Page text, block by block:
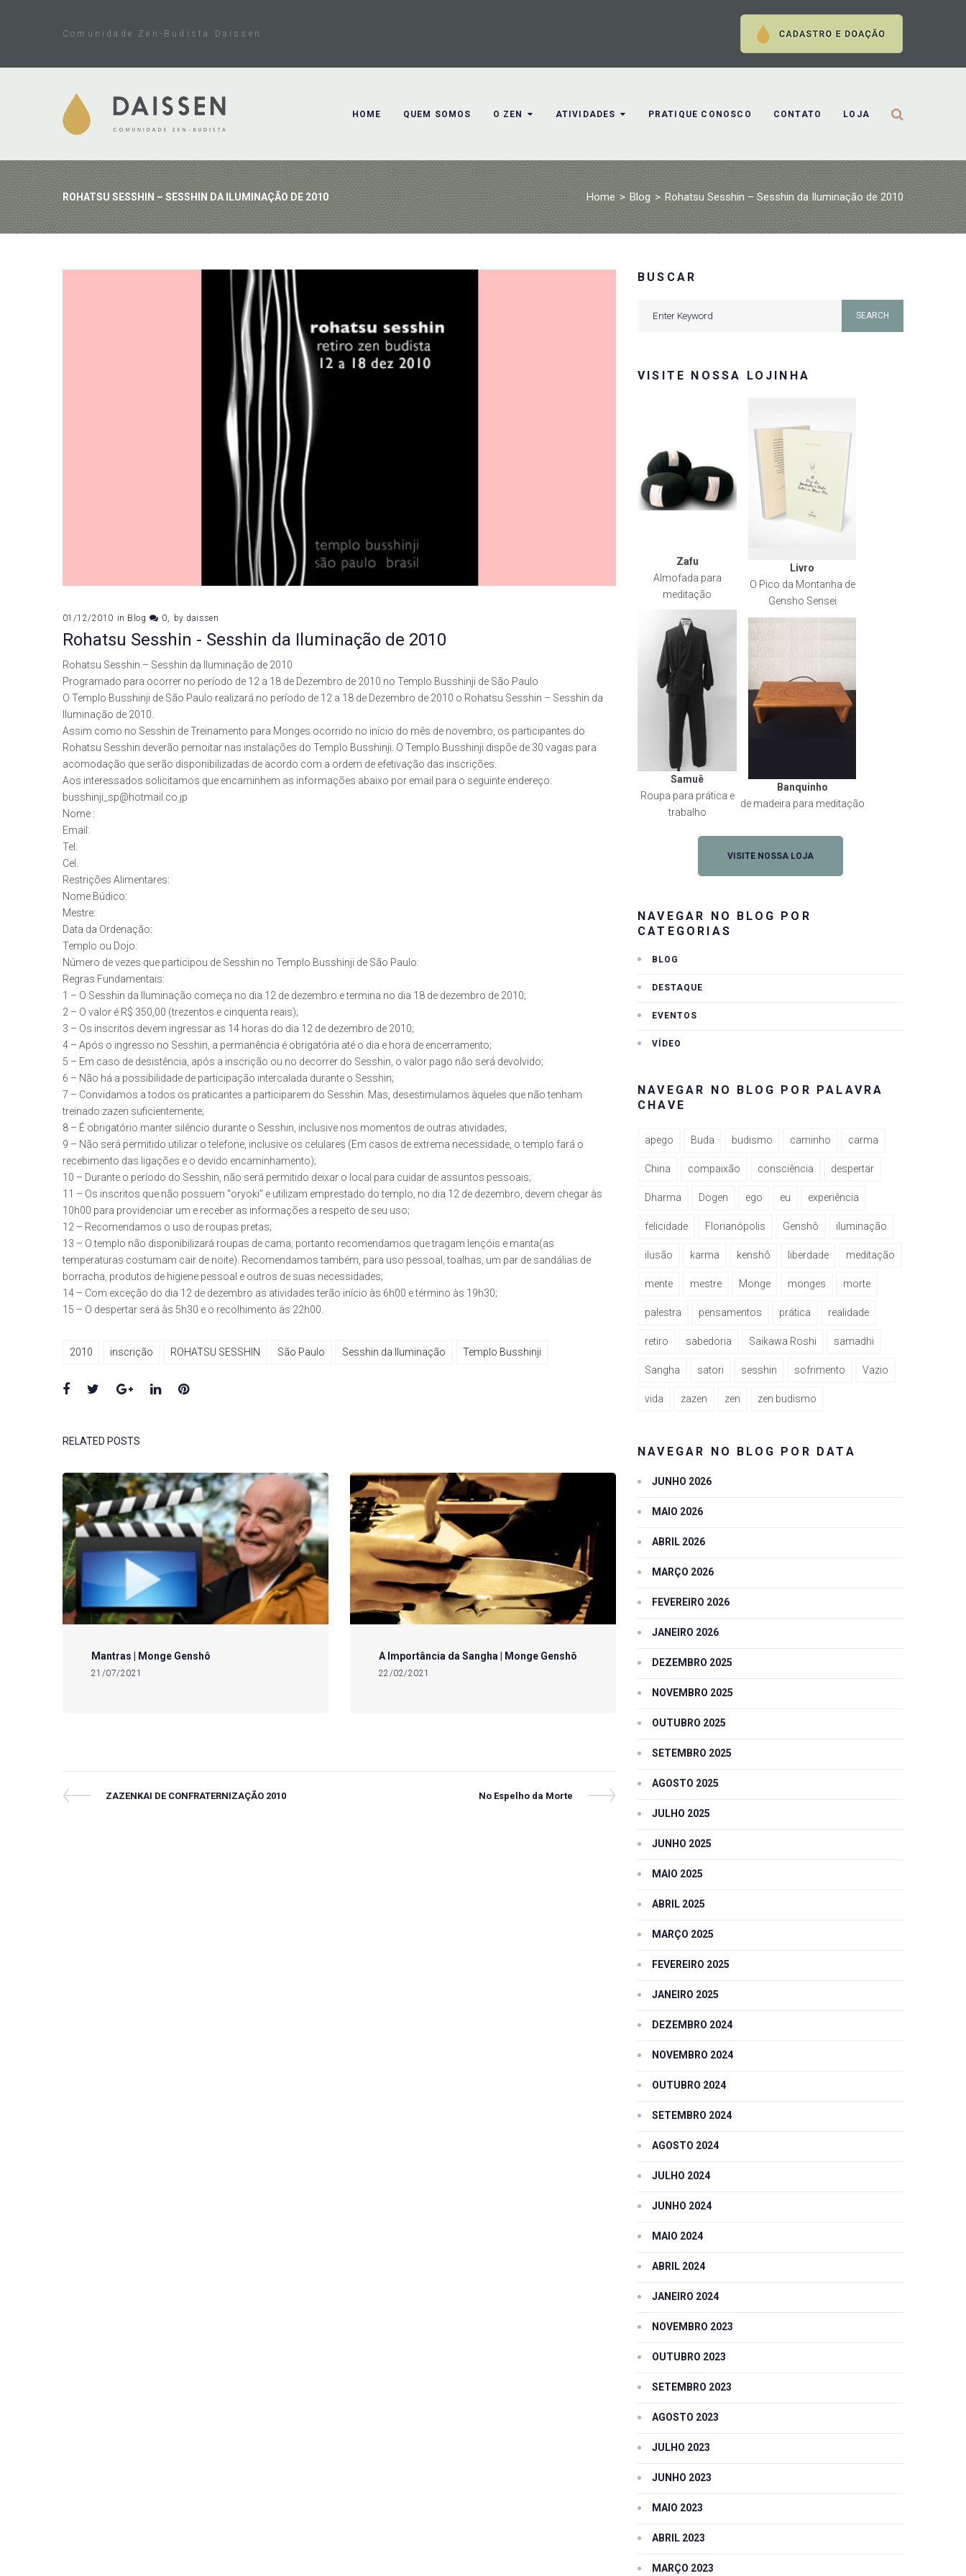
Comunidade Zen-Budista Daissen
HOME QUEM SOMOS O ZEN ATIVIDADES PRATIQUE CONOSCO CONTATO LOJA
ROHATSU SESSHIN – SESSHIN DA ILUMINAÇÃO DE 2010 Home > Blog > Rohatsu Sesshin – Sesshin da Iluminação de 2010
01/12/2010 in Blog 0 by daissen
Rohatsu Sesshin - Sesshin da Iluminação de 2010
Rohatsu Sesshin – Sesshin da Iluminação de 2010
Programado para ocorrer no período de 12 a 18 de Dezembro de 2010 no Templo Busshinji de São Paulo
O Templo Busshinji de São Paulo realizará no período de 12 a 18 de Dezembro de 2010 o Rohatsu Sesshin – Sesshin da
Iluminação de 2010.
Assim como no Sesshin de Treinamento para Monges ocorrido no início do mês de novembro, os participantes do
Rohatsu Sesshin deverão pernoitar nas instalações do Templo Busshinji. O Templo Busshinji dispõe de 30 vagas para
acomodação que serão disponibilizadas de acordo com a ordem de efetivação das inscrições.
Aos interessados solicitamos que encaminhem as informações abaixo por email para o seguinte endereço:
busshinji_sp@hotmail.co.jp
Nome :
Email:
Tel.
Cel.
Restrições Alimentares:
Nome Búdico:
Mestre:
Data da Ordenação:
Templo ou Dojo:
Número de vezes que participou de Sesshin no Templo Busshinji de São Paulo:
Regras Fundamentais:
1 – O Sesshin da Iluminação começa no dia 12 de dezembro e termina no dia 18 de dezembro de 2010;
2 – O valor é R$ 350,00 (trezentos e cinquenta reais);
3 – Os inscritos devem ingressar as 14 horas do dia 12 de dezembro de 2010;
4 – Após o ingresso no Sesshin, a permanência é obrigatória até o dia e hora de encerramento;
5 – Em caso de desistência, após a inscrição ou no decorrer do Sesshin, o valor pago não será devolvido;
6 – Não há a possibilidade de participação intercalada durante o Sesshin;
7 – Convidamos a todos os praticantes a participarem do Sesshin. Mas, desestimulamos àqueles que não tenham
treinado zazen suficientemente;
8 – É obrigatório manter silêncio durante o Sesshin, inclusive nos momentos de outras atividades;
9 – Não será permitido utilizar o telefone, inclusive os celulares (Em casos de extrema necessidade, o templo fará o
recebimento das ligações e o devido encaminhamento);
10 – Durante o período do Sesshin, não será permitido deixar o local para cuidar de assuntos pessoais;
11 – Os inscritos que não possuem “oryoki” e utilizam emprestado do templo, no dia 12 de dezembro, devem chegar às
10h00 para providenciar um e receber as informações a respeito de seu uso;
12 – Recomendamos o uso de roupas pretas;
13 – O templo não disponibilizará roupas de cama, portanto recomendamos que tragam lençóis e manta(as
temperaturas costumam cair de noite). Recomendamos também, para uso pessoal, toalhas, um par de sandálias de
borracha, produtos de higiene pessoal e outros de suas necessidades;
14 – Com exceção do dia 12 de dezembro as atividades terão início às 6h00 e término às 19h30;
15 – O despertar será às 5h30 e o recolhimento às 22h00.
2010 inscrição ROHATSU SESSHIN São Paulo Sesshin da Iluminação Templo Busshinji
Facebook
TwitterGoogle+LinkedInPinterest
RELATED POSTS
Mantras | Monge Genshô
21/07/2021
A Importância da Sangha | Monge Genshô
22/02/2021
Navegação
Previous
ZAZENKAI DE CONFRATERNIZAÇÃO 2010
Next
No Espelho da Morte
BUSCAR
SEARCH
VISITE NOSSA LOJINHA
Zafu
Almofada para
meditação
Livro
O Pico da Montanha de
Gensho Sensei
Samuê
Roupa para prática e
trabalho
Banquinho
de madeira para meditação
VISITE NOSSA LOJA
NAVEGAR NO BLOG POR
CATEGORIAS
BLOG
DESTAQUE
EVENTOS
VÍDEO
NAVEGAR NO BLOG POR PALAVRA
CHAVE
apego Buda budismo caminho carma
China compaixão consciência despertar
Dharma Dogen ego eu experiência
felicidade Florianópolis Genshô iluminação
ilusão karma kenshô liberdade meditação
mente mestre Monge monges morte
palestra pensamentos prática realidade
retiro sabedoria Saikawa Roshi samadhi
Sangha satori sesshin sofrimento Vazio
vida zazen zen zen budismo
NAVEGAR NO BLOG POR DATA
JUNHO 2026
MAIO 2026
ABRIL 2026
MARÇO 2026
FEVEREIRO 2026
JANEIRO 2026
DEZEMBRO 2025
NOVEMBRO 2025
OUTUBRO 2025
SETEMBRO 2025
AGOSTO 2025
JULHO 2025
JUNHO 2025
MAIO 2025
ABRIL 2025
MARÇO 2025
FEVEREIRO 2025
JANEIRO 2025
DEZEMBRO 2024
NOVEMBRO 2024
OUTUBRO 2024
SETEMBRO 2024
AGOSTO 2024
JULHO 2024
JUNHO 2024
MAIO 2024
ABRIL 2024
JANEIRO 2024
NOVEMBRO 2023
OUTUBRO 2023
SETEMBRO 2023
AGOSTO 2023
JULHO 2023
JUNHO 2023
MAIO 2023
ABRIL 2023
MARÇO 2023